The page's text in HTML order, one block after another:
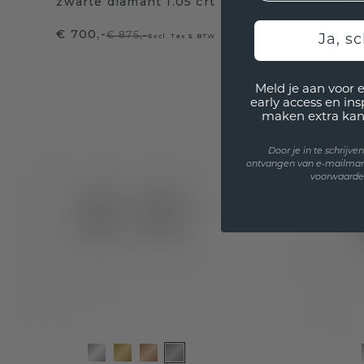
€ 700,-€ 875,-Excl. Tax & BTW €
Ja,
Meld je aan voor
early access en
maken extra
Door je in te
ontvangen van e-